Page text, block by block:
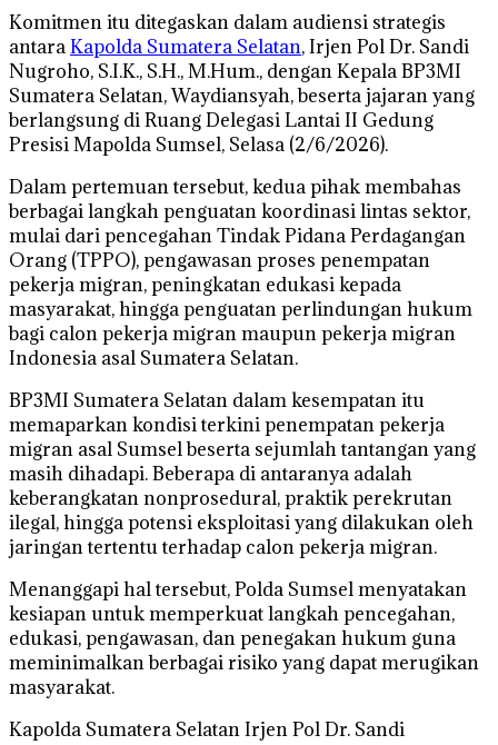
Komitmen itu ditegaskan dalam audiensi strategis
antaraKapolda Sumatera Selatan, Irjen Pol Dr. Sandi
Nugroho, S.I.K., S.H., M.Hum., dengan Kepala BP3MI
Sumatera Selatan, Waydiansyah, beserta jajaran yang
berlangsung di Ruang Delegasi Lantai II Gedung
Presisi Mapolda Sumsel, Selasa (2/6/2026).
Dalam pertemuan tersebut, kedua pihak membahas
berbagai langkah penguatan koordinasi lintas sektor,
mulai dari pencegahan Tindak Pidana Perdagangan
Orang (TPPO), pengawasan proses penempatan
pekerja migran, peningkatan edukasi kepada
masyarakat, hingga penguatan perlindungan hukum
bagi calon pekerja migran maupun pekerja migran
Indonesia asal Sumatera Selatan.
BP3MI Sumatera Selatan dalam kesempatan itu
memaparkan kondisi terkini penempatan pekerja
migran asal Sumsel beserta sejumlah tantangan yang
masih dihadapi. Beberapa di antaranya adalah
keberangkatan nonprosedural, praktik perekrutan
ilegal, hingga potensi eksploitasi yang dilakukan oleh
jaringan tertentu terhadap calon pekerja migran.
Menanggapi hal tersebut, Polda Sumsel menyatakan
kesiapan untuk memperkuat langkah pencegahan,
edukasi, pengawasan, dan penegakan hukum guna
meminimalkan berbagai risiko yang dapat merugikan
masyarakat.
Kapolda Sumatera Selatan Irjen Pol Dr. Sandi